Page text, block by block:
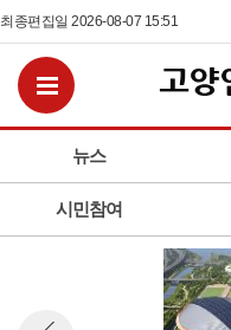
최종편집일 2026-08-07 15:51
뉴스
시민참여
전체메뉴보기